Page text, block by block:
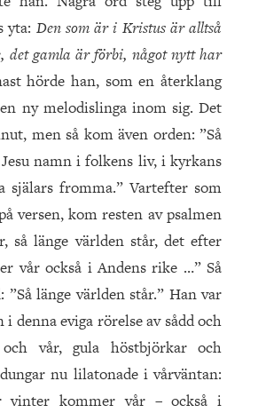
yta: Den som är i Kristus är alltså
det gamla är förbi, något nytt har
hörde han, som en återklang
ny melodislinga inom sig. Det
men så kom även orden: ”Så
namn i folkens liv, i kyrkans
fromma.” Vartefter som
versen, kom resten av psalmen
så länge världen står, det efter
vår också i Andens rike …” Så
”Så länge världen står.” Han var
i denna eviga rörelse av sådd och
vår, gula höstbjörkar och
nu lilatonade i vårväntan:
vinter kommer vår – också i